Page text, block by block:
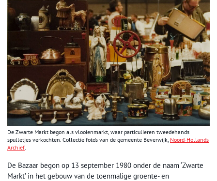
De Zwarte Markt begon als vlooienmarkt, waar particulieren tweedehands
spulletjes verkochten. Collectie foto’s van de gemeente Beverwijk, Noord-Hollands
Archief
De Bazaar begon op 13 september 1980 onder de naam ‘Zwarte
Markt’ in het gebouw van de toenmalige groente- en